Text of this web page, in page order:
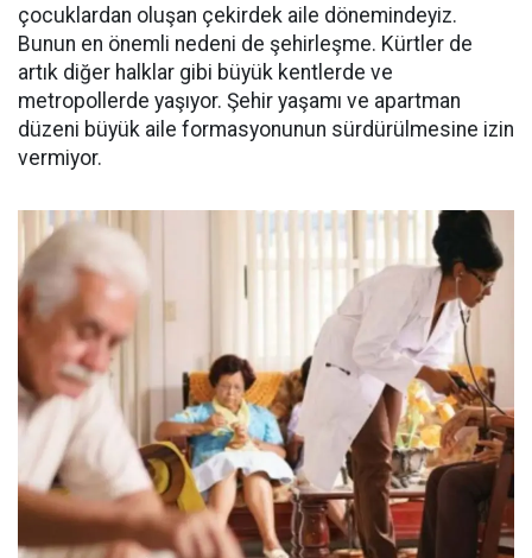
çocuklardan oluşan çekirdek aile dönemindeyiz.
Bunun en önemli nedeni de şehirleşme. Kürtler de
artık diğer halklar gibi büyük kentlerde ve
metropollerde yaşıyor. Şehir yaşamı ve apartman
düzeni büyük aile formasyonunun sürdürülmesine izin
vermiyor.